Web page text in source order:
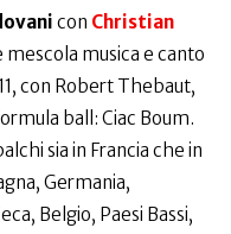
con Christian
mescola musica e canto
con Robert Thebaut,
ball: Ciac Boum.
sia in Francia che in
Germania,
Belgio, Paesi Bassi,